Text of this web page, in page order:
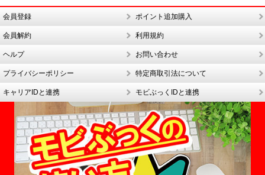
会員登録 ポイント追加購入
会員解約 利用規約
ヘルプ お問い合わせ
プライバシーポリシー 特定商取引法について
キャリアIDと連携 モビぶっくIDと連携